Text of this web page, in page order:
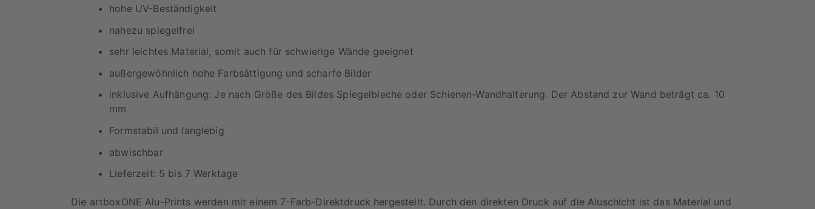
hohe UV-Beständigkeit
nahezu spiegelfrei
sehr leichtes Material, somit auch für schwierige Wände geeignet
außergewöhnlich hohe Farbsättigung und scharfe Bilder
inklusive Aufhängung: Je nach Größe des Bildes Spiegelbleche oder Schienen-Wandhalterung. Der Abstand zur Wand beträgt ca. 10
mm
Formstabil und langlebig
abwischbar
Lieferzeit: 5 bis 7 Werktage
Die artboxONE Alu-Prints werden mit einem 7-Farb-Direktdruck hergestellt. Durch den direkten Druck auf die Aluschicht ist das Material und